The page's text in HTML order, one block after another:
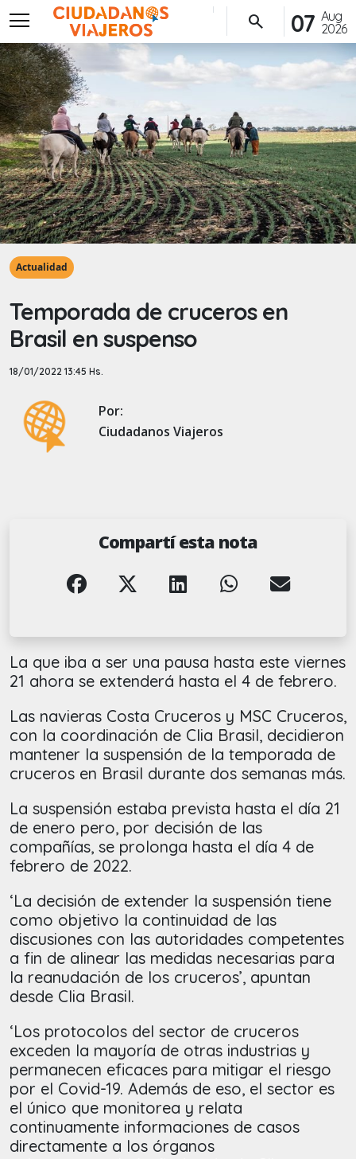
menu
Aug
2026
07
search
Actualidad
Temporada de cruceros en
Brasil en suspenso
18/01/2022 13:45 Hs.
Por:
Ciudadanos Viajeros
Compartí esta nota
La que iba a ser una pausa hasta este viernes
21 ahora se extenderá hasta el 4 de febrero.
Las navieras Costa Cruceros y MSC Cruceros,
con la coordinación de Clia Brasil, decidieron
mantener la suspensión de la temporada de
cruceros en Brasil durante dos semanas más.
La suspensión estaba prevista hasta el día 21
de enero pero, por decisión de las
compañías, se prolonga hasta el día 4 de
febrero de 2022.
‘La decisión de extender la suspensión tiene
como objetivo la continuidad de las
discusiones con las autoridades competentes
a fin de alinear las medidas necesarias para
la reanudación de los cruceros’, apuntan
desde Clia Brasil.
‘Los protocolos del sector de cruceros
exceden la mayoría de otras industrias y
permanecen eficaces para mitigar el riesgo
por el Covid-19. Además de eso, el sector es
el único que monitorea y relata
continuamente informaciones de casos
directamente a los órganos